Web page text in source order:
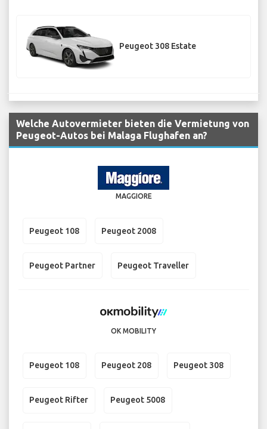
Peugeot 308 Estate
Welche Autovermieter bieten die Vermietung von
Peugeot-Autos bei Malaga Flughafen an?
MAGGIORE
Peugeot 108 Peugeot 2008
Peugeot Partner Peugeot Traveller
OK MOBILITY
Peugeot 108 Peugeot 208 Peugeot 308
Peugeot Rifter Peugeot 5008